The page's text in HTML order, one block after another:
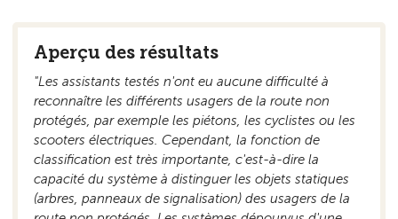
Aperçu des résultats
"Les assistants testés n'ont eu aucune difficulté à
reconnaître les différents usagers de la route non
protégés, par exemple les piétons, les cyclistes ou les
scooters électriques. Cependant, la fonction de
classification est très importante, c'est-à-dire la
capacité du système à distinguer les objets statiques
(arbres, panneaux de signalisation) des usagers de la